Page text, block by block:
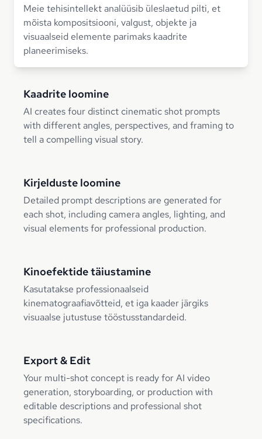
Meie tehisintellekt analüüsib üleslaetud pilti, et
mõista kompositsiooni, valgust, objekte ja
visuaalseid elemente parimaks kaadrite
planeerimiseks.
Kaadrite loomine
AI creates four distinct cinematic shot prompts
with different angles, perspectives, and framing to
tell a compelling visual story.
Kirjelduste loomine
Detailed prompt descriptions are generated for
each shot, including camera angles, lighting, and
visual elements for professional production.
Kinoefektide täiustamine
Kasutatakse professionaalseid
kinematograafiavõtteid, et iga kaader järgiks
visuaalse jutustuse tööstusstandardeid.
Export & Edit
Your multi-shot concept is ready for AI video
generation, storyboarding, or production with
editable descriptions and professional shot
specifications.